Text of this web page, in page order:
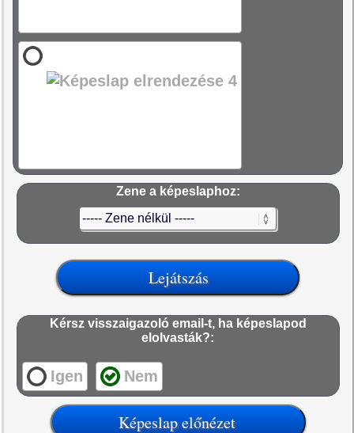
Zene a képeslaphoz:
Kérsz visszaigazoló email-t, ha képeslapod
elolvasták?:
Igen Nem